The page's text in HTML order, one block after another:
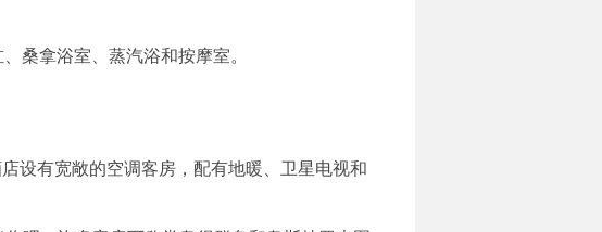
桑拿浴室、蒸汽浴和按摩室。
设有宽敞的空调客房，配有地暖、卫星电视和